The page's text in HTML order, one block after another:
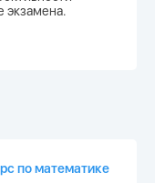
экзамена.
по математике